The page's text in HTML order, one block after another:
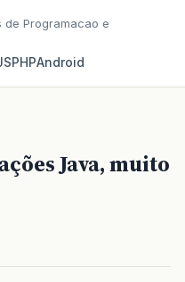
de Programacao e
PHPAndroid
Java, muito